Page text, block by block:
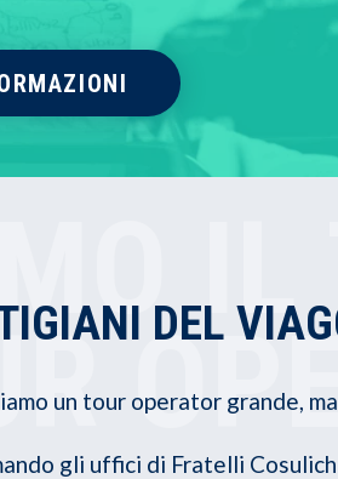
IL
DEL
un tour operator grande, ma
gli uffici di Fratelli